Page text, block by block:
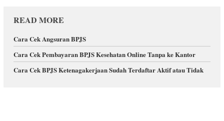
READ MORE
Cara Cek Angsuran BPJS
Cara Cek Pembayaran BPJS Kesehatan Online Tanpa ke Kantor
Cara Cek BPJS Ketenagakerjaan Sudah Terdaftar Aktif atau Tidak